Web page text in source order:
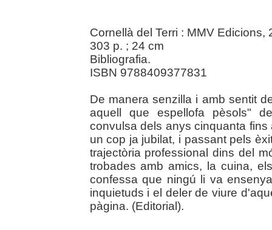
Cornellà del Terri : MMV Edicions,
303 p. ; 24 cm
Bibliografia.
ISBN 9788409377831
De manera senzilla i amb sentit
aquell que espellofa pèsols"
convulsa dels anys cinquanta
un cop ja jubilat, i passant pels
trajectòria professional dins del
trobades amb amics, la cuina,
confessa que ningú li va
inquietuds i el deler de viure
pàgina. (Editorial).